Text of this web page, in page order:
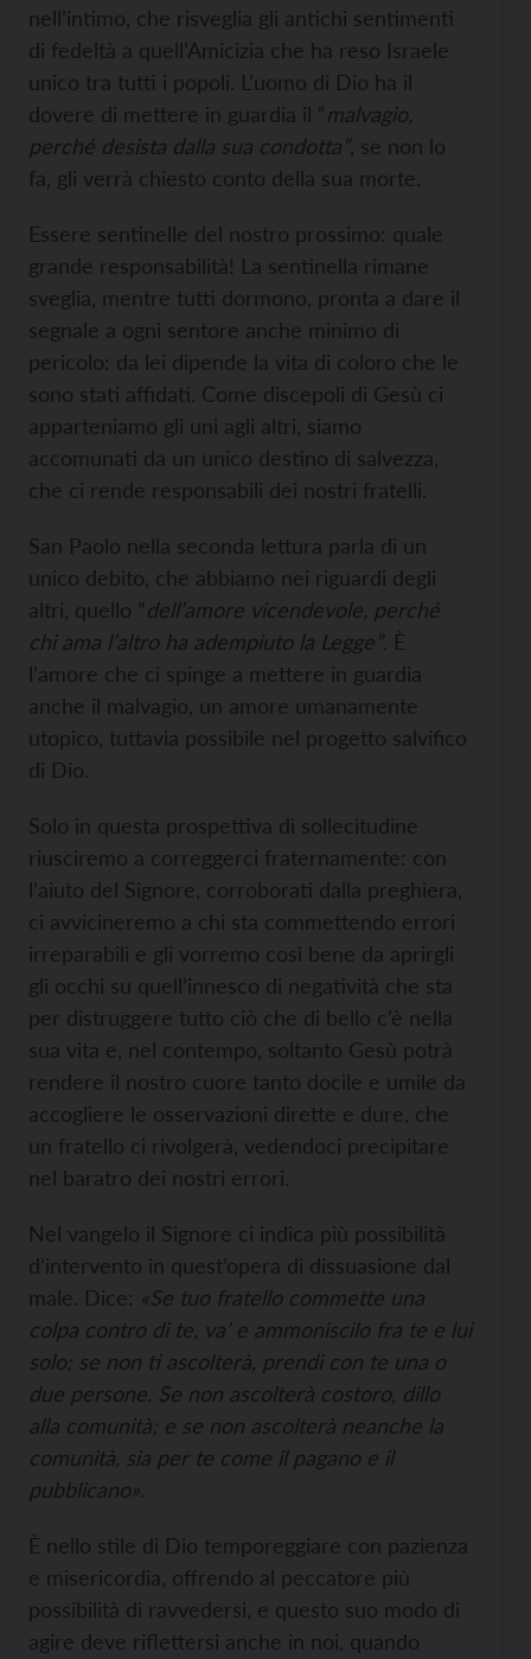
nell’intimo, che risveglia gli antichi sentimenti
di fedeltà a quell’Amicizia che ha reso Israele
unico tra tutti i popoli. L’uomo di Dio ha il
dovere di mettere in guardia il “malvagio,
perché desista dalla sua condotta”, se non lo
fa, gli verrà chiesto conto della sua morte.
Essere sentinelle del nostro prossimo: quale
grande responsabilità! La sentinella rimane
sveglia, mentre tutti dormono, pronta a dare il
segnale a ogni sentore anche minimo di
pericolo: da lei dipende la vita di coloro che le
sono stati affidati. Come discepoli di Gesù ci
apparteniamo gli uni agli altri, siamo
accomunati da un unico destino di salvezza,
che ci rende responsabili dei nostri fratelli.
San Paolo nella seconda lettura parla di un
unico debito, che abbiamo nei riguardi degli
altri, quello “dell’amore vicendevole, perché
chi ama l’altro ha adempiuto la Legge”. È
l’amore che ci spinge a mettere in guardia
anche il malvagio, un amore umanamente
utopico, tuttavia possibile nel progetto salvifico
di Dio.
Solo in questa prospettiva di sollecitudine
riusciremo a correggerci fraternamente: con
l’aiuto del Signore, corroborati dalla preghiera,
ci avvicineremo a chi sta commettendo errori
irreparabili e gli vorremo così bene da aprirgli
gli occhi su quell’innesco di negatività che sta
per distruggere tutto ciò che di bello c’è nella
sua vita e, nel contempo, soltanto Gesù potrà
rendere il nostro cuore tanto docile e umile da
accogliere le osservazioni dirette e dure, che
un fratello ci rivolgerà, vedendoci precipitare
nel baratro dei nostri errori.
Nel vangelo il Signore ci indica più possibilità
d’intervento in quest’opera di dissuasione dal
male. Dice: «Se tuo fratello commette una
colpa contro di te, va’ e ammoniscilo fra te e lui
solo; se non ti ascolterà, prendi con te una o
due persone. Se non ascolterà costoro, dillo
alla comunità; e se non ascolterà neanche la
comunità, sia per te come il pagano e il
pubblicano».
È nello stile di Dio temporeggiare con pazienza
e misericordia, offrendo al peccatore più
possibilità di ravvedersi, e questo suo modo di
agire deve riflettersi anche in noi, quando